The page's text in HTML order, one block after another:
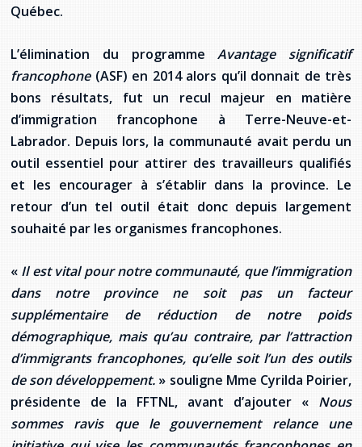
Québec.
L’élimination du programmeAvantage significatif
francophone(ASF) en 2014 alors qu’il donnait de très
bons résultats, fut un recul majeur en matière
d’immigration francophone à Terre-Neuve-et-
Labrador. Depuis lors, la communauté avait perdu un
outil essentiel pour attirer des travailleurs qualifiés
et les encourager à s’établir dans la province. Le
retour d’un tel outil était donc depuis largement
souhaité par les organismes francophones.
« Il est vital pour notre communauté, que l’immigration
dans notre province ne soit pas un facteur
supplémentaire de réduction de notre poids
démographique, mais qu’au contraire, par l’attraction
d’immigrants francophones, qu’elle soit l’un des outils
de son développement. » souligne Mme Cyrilda Poirier,
présidente de la FFTNL, avant d’ajouter « Nous
sommes ravis que le gouvernement relance une